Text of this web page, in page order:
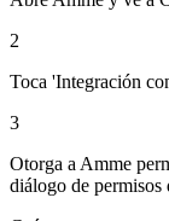
2
Toca 'Integración
3
Otorga a Amme
diálogo de